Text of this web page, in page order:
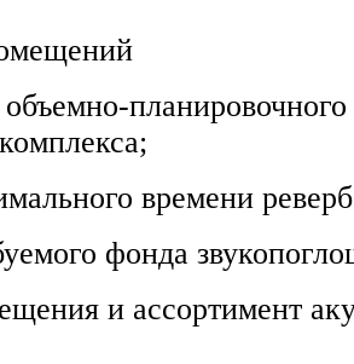
объемно-
времени
фонда
и ассортимент